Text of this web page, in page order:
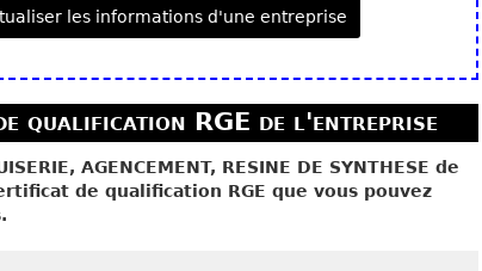
les informations d'une entreprise
qualification RGE de l'entreprise
AGENCEMENT, RESINE DE SYNTHESE de
de qualification RGE que vous pouvez